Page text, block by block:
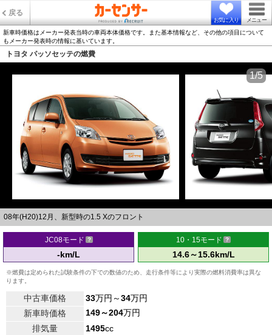
戻る
お気に入り メニュー
新車時価格はメーカー発表当時の車両本体価格です。また基本情報など、その他の項目について
もメーカー発表時の情報に基いています。
トヨタ パッソセッテの燃費
08年(H20)12月、新型時の1.5 Xのフロント
1/5
JC08モード
-km/L
10・15モード
14.6～15.6km/L
※燃費は定められた試験条件の下での数値のため、走行条件等により実際の燃料消費率は異な
ります。
中古車価格 33万円～34万円
新車時価格
149～204万円
排気量
1495cc